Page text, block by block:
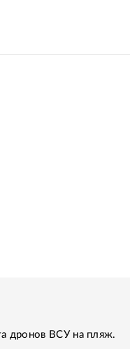
дронов ВСУ на пляж.